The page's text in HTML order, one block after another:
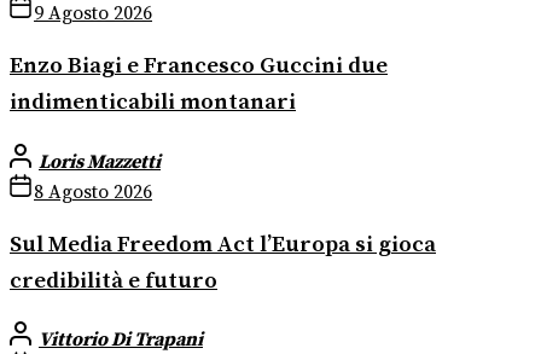
9 Agosto 2026
Enzo Biagi e Francesco Guccini due
indimenticabili montanari
Loris Mazzetti
8 Agosto 2026
Sul Media Freedom Act l’Europa si gioca
credibilità e futuro
Vittorio Di Trapani